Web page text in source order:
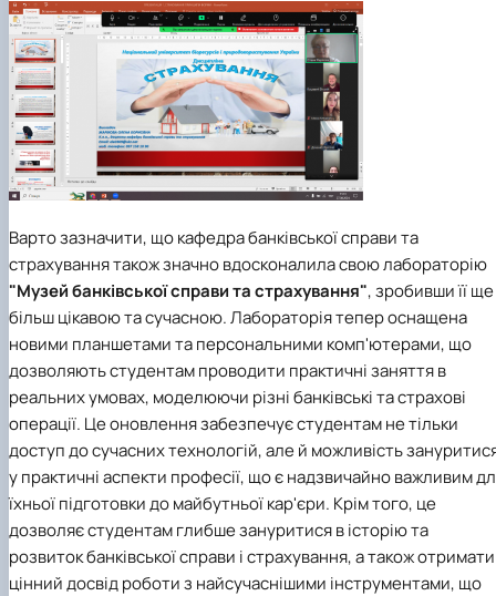
Варто зазначити, що кафедра банківської справи та
страхування також значно вдосконалила свою лабораторію
"Музей банківської справи та страхування", зробивши її ще
більш цікавою та сучасною. Лабораторія тепер оснащена
новими планшетами та персональними комп'ютерами, що
дозволяють студентам проводити практичні заняття в
реальних умовах, моделюючи різні банківські та страхові
операції. Це оновлення забезпечує студентам не тільки
доступ до сучасних технологій, але й можливість
у практичні аспекти професії, що є надзвичайно важливим
їхньої підготовки до майбутньої кар'єри. Крім того, це
дозволяє студентам глибше зануритися в історію та
розвиток банківської справи і страхування, а також отримати
цінний досвід роботи з найсучаснішими інструментами, що